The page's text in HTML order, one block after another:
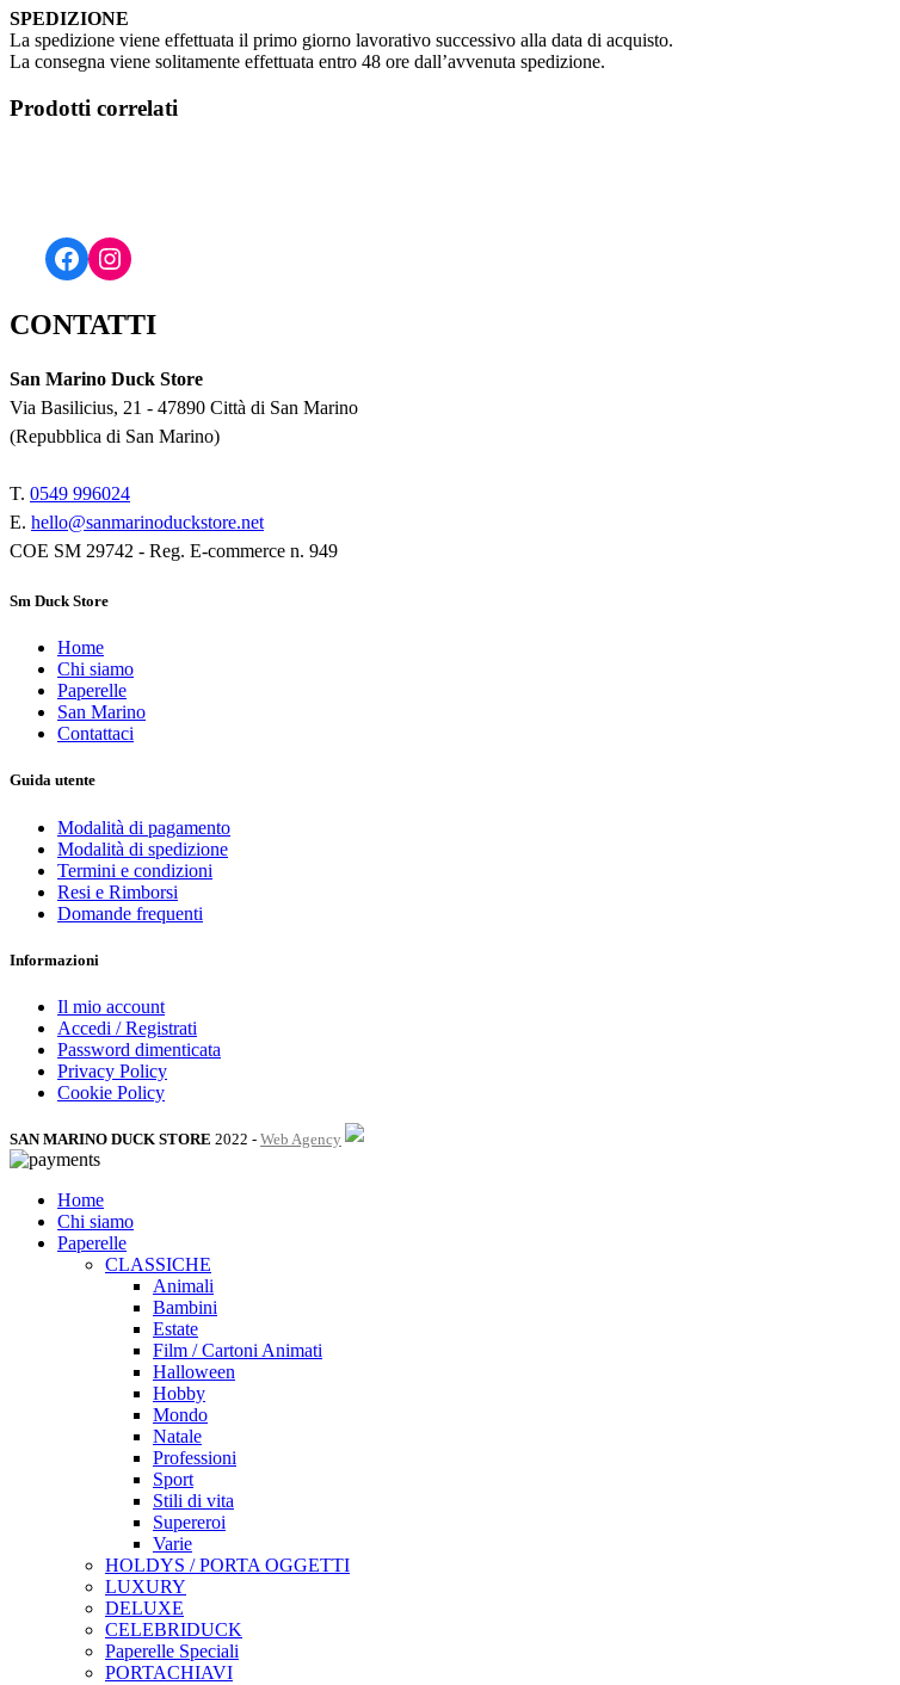
SPEDIZIONE
La spedizione viene effettuata il primo giorno lavorativo successivo alla data di acquisto.
La consegna viene solitamente effettuata entro 48 ore dall’avvenuta spedizione.
Prodotti correlati
FacebookInstagram
CONTATTI
San Marino Duck Store
Via Basilicius, 21 - 47890 Città di San Marino
(Repubblica di San Marino)
T. 0549 996024
E. hello@sanmarinoduckstore.net
COE SM 29742 - Reg. E-commerce n. 949
Sm Duck Store
Home
Chi siamo
Paperelle
San Marino
Contattaci
Guida utente
Modalità di pagamento
Modalità di spedizione
Termini e condizioni
Resi e Rimborsi
Domande frequenti
Informazioni
Il mio account
Accedi / Registrati
Password dimenticata
Privacy Policy
Cookie Policy
SAN MARINO DUCK STORE 2022 - Web Agency
Home
Chi siamo
Paperelle
CLASSICHE
Animali
Bambini
Estate
Film / Cartoni Animati
Halloween
Hobby
Mondo
Natale
Professioni
Sport
Stili di vita
Supereroi
Varie
HOLDYS / PORTA OGGETTI
LUXURY
DELUXE
CELEBRIDUCK
Paperelle Speciali
PORTACHIAVI